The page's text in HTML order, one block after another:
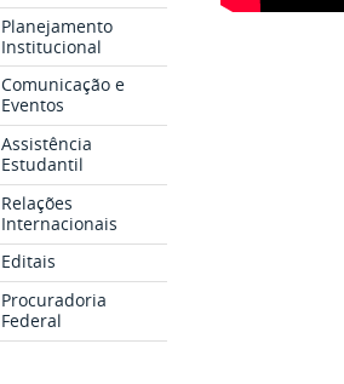
Planejamento
Institucional
Comunicação e
Eventos
Assistência
Estudantil
Relações
Internacionais
Editais
Procuradoria
Federal